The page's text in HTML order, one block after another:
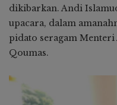
dikibarkan. Andi
upacara, dalam
pidato seragam Menteri
Qoumas.